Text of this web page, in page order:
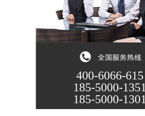
400-6066-615
185-5000-1351
185-5000-1301